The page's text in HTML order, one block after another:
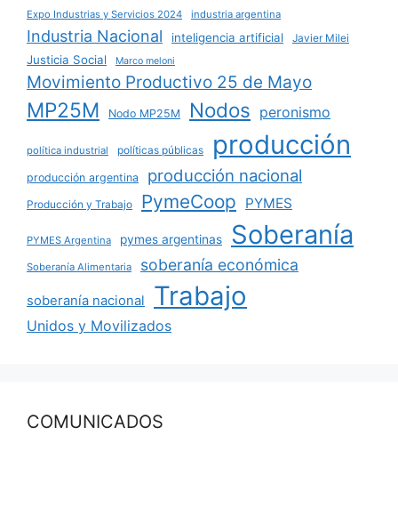
Expo Industrias y Servicios 2024 industria argentina
Industria Nacional inteligencia artificial Javier Milei
Justicia Social Marco meloni
Movimiento Productivo 25 de Mayo
MP25M Nodo MP25M Nodos peronismo
política industrial políticas públicas producción
producción argentina producción nacional
Producción y Trabajo PymeCoop PYMES
PYMES Argentina pymes argentinas Soberanía
Soberanía Alimentaria soberanía económica
soberanía nacional Trabajo
Unidos y Movilizados
COMUNICADOS